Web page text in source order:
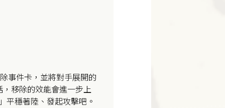
事件卡，並將對手展開的
移除的效能會進一步上
平穩著陸、發起攻擊吧。